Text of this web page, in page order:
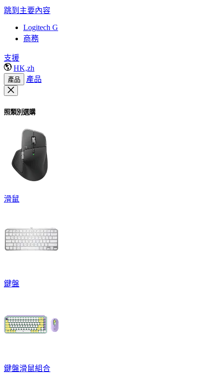
跳到主要內容
Logitech G
商務
支援
HK,zh
產品 產品
照類別選購
滑鼠
鍵盤
鍵盤滑鼠組合